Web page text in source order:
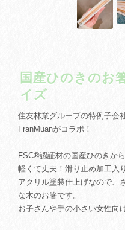
国産ひのきのお
イズ
住友林業グループの特例子会
FranMuanがコラボ！
FSC®️認証材の国産ひのきか
軽くて丈夫！滑り止め加工入り
アクリル塗装仕上げなので、
な木のお箸です。
お子さんや手の小さい女性向